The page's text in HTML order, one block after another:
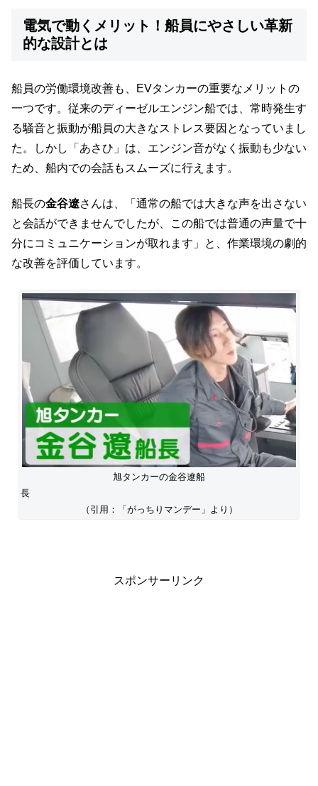
電気で動くメリット！船員にやさしい革新
的な設計とは
船員の労働環境改善も、EVタンカーの重要なメリットの
一つです。従来のディーゼルエンジン船では、常時発生す
る騒音と振動が船員の大きなストレス要因となっていまし
た。しかし「あさひ」は、エンジン音がなく振動も少ない
ため、船内での会話もスムーズに行えます。
船長の金谷遼さんは、「通常の船では大きな声を出さない
と会話ができませんでしたが、この船では普通の声量で十
分にコミュニケーションが取れます」と、作業環境の劇的
な改善を評価しています。
旭タンカーの金谷遼船
長
（引用：「がっちりマンデー」より）
スポンサーリンク